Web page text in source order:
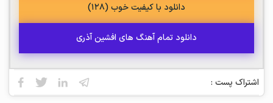
دانلود با کیفیت خوب (128)
دانلود تمام آهنگ های افشین آذری
اشتراک پست :